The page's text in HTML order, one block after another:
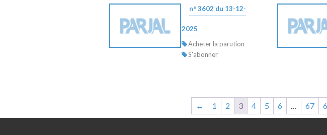
n° 3602 du 13-12-
2025
Acheter la parution
S'abonner
← 1 2 3 4 5 6 … 67